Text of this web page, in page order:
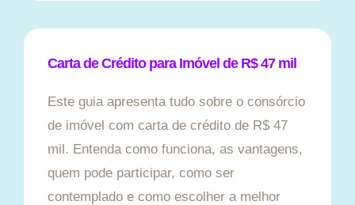
Carta de Crédito para Imóvel de R$ 47 mil
Este guia apresenta tudo sobre o consórcio
de imóvel com carta de crédito de R$ 47
mil. Entenda como funciona, as vantagens,
quem pode participar, como ser
contemplado e como escolher a melhor